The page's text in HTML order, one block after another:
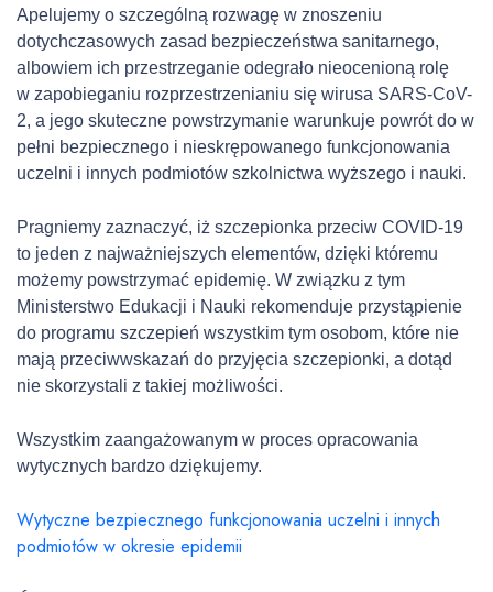
Apelujemy o szczególną rozwagę w znoszeniu
dotychczasowych zasad bezpieczeństwa sanitarnego,
albowiem ich przestrzeganie odegrało nieocenioną rolę
w zapobieganiu rozprzestrzenianiu się wirusa SARS-CoV-
2, a jego skuteczne powstrzymanie warunkuje powrót do w
pełni bezpiecznego i nieskrępowanego funkcjonowania
uczelni i innych podmiotów szkolnictwa wyższego i nauki.
Pragniemy zaznaczyć, iż szczepionka przeciw COVID-19
to jeden z najważniejszych elementów, dzięki któremu
możemy powstrzymać epidemię. W związku z tym
Ministerstwo Edukacji i Nauki rekomenduje przystąpienie
do programu szczepień wszystkim tym osobom, które nie
mają przeciwwskazań do przyjęcia szczepionki, a dotąd
nie skorzystali z takiej możliwości.
Wszystkim zaangażowanym w proces opracowania
wytycznych bardzo dziękujemy.
Wytyczne bezpiecznego funkcjonowania uczelni i innych
podmiotów w okresie epidemii